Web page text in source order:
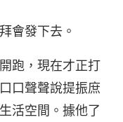
會發下去。
跑，現在才正打
口聲聲說提振庶
活空間。據他了